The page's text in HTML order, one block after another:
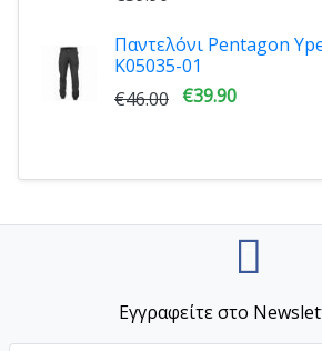
Παντελόνι Pentagon
K05035-01
€46.00 €39.90
Εγγραφείτε στο